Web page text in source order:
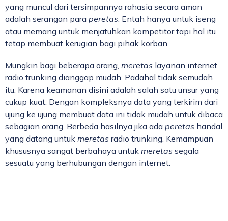
yang muncul dari tersimpannya rahasia secara aman
adalah serangan para peretas . Entah hanya untuk iseng
atau memang untuk menjatuhkan kompetitor tapi hal itu
tetap membuat kerugian bagi pihak korban.
Mungkin bagi beberapa orang, meretas layanan internet
radio trunking dianggap mudah. Padahal tidak semudah
itu. Karena keamanan disini adalah salah satu unsur yang
cukup kuat. Dengan kompleksnya data yang terkirim dari
ujung ke ujung membuat data ini tidak mudah untuk dibaca
sebagian orang. Berbeda hasilnya jika ada peretas handal
yang datang untuk meretas radio trunking. Kemampuan
khususnya sangat berbahaya untuk meretas segala
sesuatu yang berhubungan dengan internet.